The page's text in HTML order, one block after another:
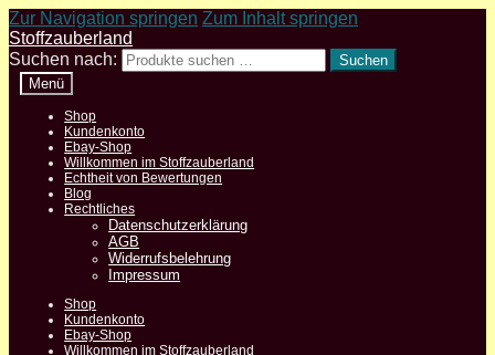
Zur Navigation springen Zum Inhalt springen
Stoffzauberland
Suchen nach:
Suchen
Menü
Shop
Kundenkonto
Ebay-Shop
Willkommen im Stoffzauberland
Echtheit von Bewertungen
Blog
Rechtliches
Datenschutzerklärung
AGB
Widerrufsbelehrung
Impressum
Shop
Kundenkonto
Ebay-Shop
Willkommen im Stoffzauberland